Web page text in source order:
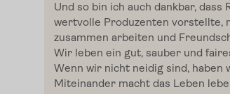
Slow Food
Und so bin ich auch dankbar, dass
wertvolle Produzenten vorstellte,
zusammen arbeiten und
Wir leben ein gut, sauber und
Wenn wir nicht neidig sind, haben
Miteinander macht das Leben